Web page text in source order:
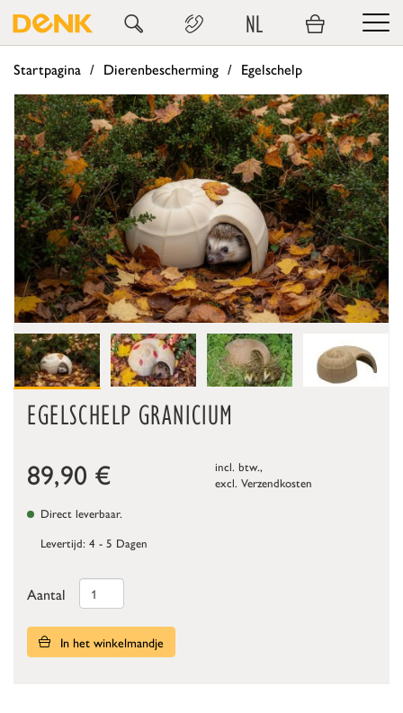
NL
Startpagina Dierenbescherming Egelschelp
EGELSCHELP GRANICIUM
89,90 €
incl. btw.,
excl. Verzendkosten
Direct leverbaar.
Levertijd: 4 - 5 Dagen
Aantal
In het winkelmandje